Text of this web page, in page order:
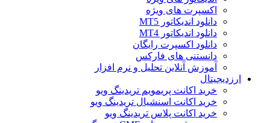
اکسپرت های ویژه
دانلود اندیکاتور MT5
دانلود اندیکاتور MT4
دانلود اکسپرت رایگان
دانستنی های فارکس
آموزش آنلاین تحلیل و نرم افزار
ارزدیجیتال
خرید اکانت پریمویم تریدینگ ویو
خرید اکانت اسنشیال تریدینگ ویو
خرید اکانت پلاس تریدینگ ویو